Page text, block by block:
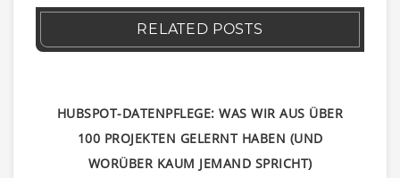
RELATED POSTS
HUBSPOT-DATENPFLEGE: WAS WIR AUS ÜBER
100 PROJEKTEN GELERNT HABEN (UND
WORÜBER KAUM JEMAND SPRICHT)